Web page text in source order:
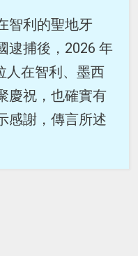
智利的聖地牙
逮捕後，2026 年
人在智利、墨西
慶祝，也確實有
感謝，傳言所述